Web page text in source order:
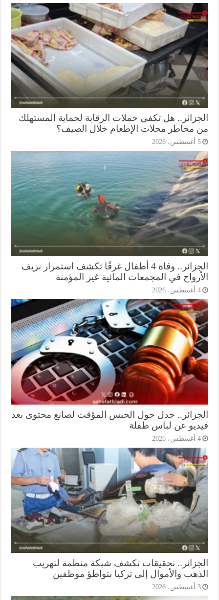
هل تكفي حملات الرقابة لحماية المستهلك
مخاطر محلات الإطعام خلال الصيف؟
الجزائر.. وفاة 4 أطفال غرقًا تكشف استمرار نزيف
في المجمعات المائية غير المؤمنة
جدل حول الحبس المؤقت لصانع محتوى بعد
عن لباس طفلة
تحقيقات تكشف شبكة منظمة لتهريب
والأموال إلى تركيا بتواطؤ موظفين